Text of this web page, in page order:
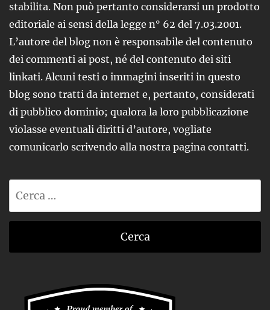
stabilita. Non può pertanto considerarsi un prodotto
editoriale ai sensi della legge n° 62 del 7.03.2001.
L’autore del blog non è responsabile del contenuto
dei commenti ai post, né del contenuto dei siti
linkati. Alcuni testi o immagini inseriti in questo
blog sono tratti da internet e, pertanto, considerati
di pubblico dominio; qualora la loro pubblicazione
violasse eventuali diritti d’autore, vogliate
comunicarlo scrivendo alla nostra pagina contatti.